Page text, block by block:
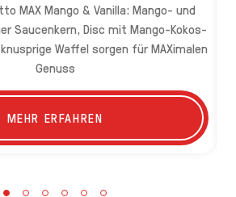
MAX Mango & Vanilla: Mango- und
Saucenkern, Disc mit Mango-Kokos-
Waffel sorgen für MAXimalen
Genuss
MEHR ERFAHREN